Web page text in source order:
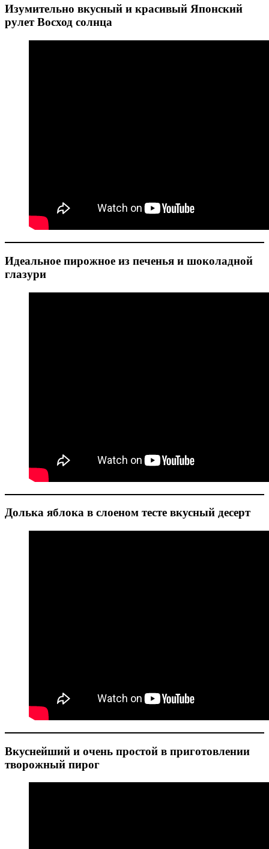
Изумительно вкусный и красивый Японский
рулет Восход солнца
Идеальное пирожное из печенья и шоколадной
глазури
Долька яблока в слоеном тесте вкусный десерт
Вкуснейший и очень простой в приготовлении
творожный пирог